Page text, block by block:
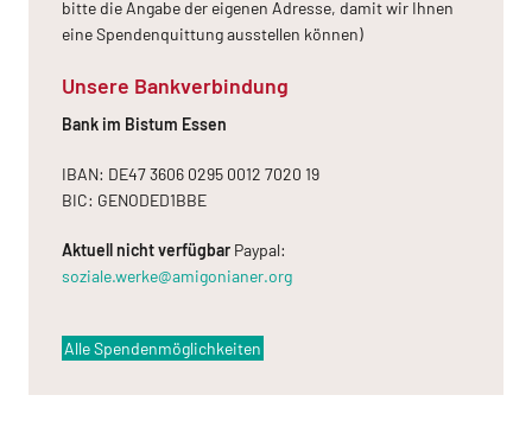
bitte die Angabe der eigenen Adresse, damit wir Ihnen
eine Spendenquittung ausstellen können)
Unsere Bankverbindung
Bank im Bistum Essen
IBAN: DE47 3606 0295 0012 7020 19
BIC: GENODED1BBE
Aktuell nicht verfügbar Paypal:
soziale.werke@amigonianer.org
Alle Spendenmöglichkeiten